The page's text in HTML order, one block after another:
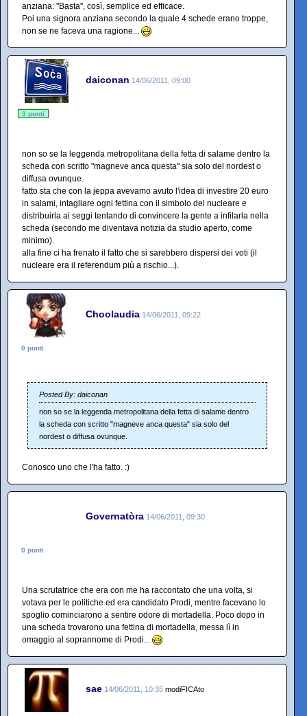
anziana: "Basta", così, semplice ed efficace.
Poi una signora anziana secondo la quale 4 schede erano troppe,
non se ne faceva una ragione...
daiconan 14/06/2011, 09:00
3 punti
non so se la leggenda metropolitana della fetta di salame dentro la
scheda con scritto "magneve anca questa" sia solo del nordest o
diffusa ovunque.
fatto sta che con la jeppa avevamo avuto l'idea di investire 20 euro
in salami, intagliare ogni fettina con il simbolo del nucleare e
distribuirla ai seggi tentando di convincere la gente a infilarla nella
scheda (secondo me diventava notizia da studio aperto, come
minimo).
alla fine ci ha frenato il fatto che si sarebbero dispersi dei voti (il
nucleare era il referendum più a rischio...).
Choolaudia 14/06/2011, 09:22
0 punti
Posted By: daiconan
non so se la leggenda metropolitana della fetta di salame dentro
la scheda con scritto "magneve anca questa" sia solo del
nordest o diffusa ovunque.
Conosco uno che l'ha fatto. :)
Governatòra 14/06/2011, 09:30
0 punti
Una scrutatrice che era con me ha raccontato che una volta, si
votava per le politiche ed era candidato Prodi, mentre facevano lo
spoglio cominciarono a sentire odore di mortadella. Poco dopo in
una scheda trovarono una fettina di mortadella, messa lì in
omaggio al soprannome di Prodi...
sae 14/06/2011, 10:35 modiFICAto